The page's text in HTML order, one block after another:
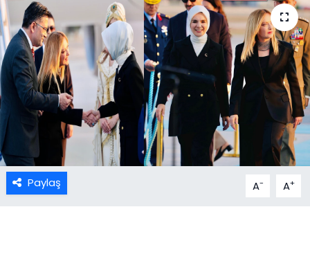
Paylaş A- A+